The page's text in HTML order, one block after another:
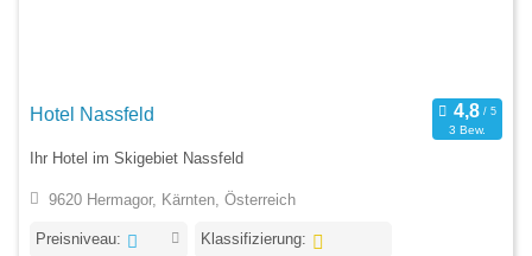
Hotel Nassfeld
3 Bew.
Ihr Hotel im Skigebiet Nassfeld
9620 Hermagor, Kärnten, Österreich
Preisniveau: Klassifizierung: